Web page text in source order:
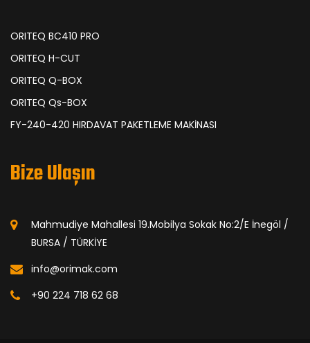
ORITEQ BC410 PRO
ORITEQ H-CUT
ORITEQ Q-BOX
ORITEQ Qs-BOX
FY-240-420 HIRDAVAT PAKETLEME MAKİNASI
Bize Ulaşın
Mahmudiye Mahallesi 19.Mobilya Sokak No:2/E İnegöl /
BURSA / TÜRKİYE
info@orimak.com
+90 224 718 62 68